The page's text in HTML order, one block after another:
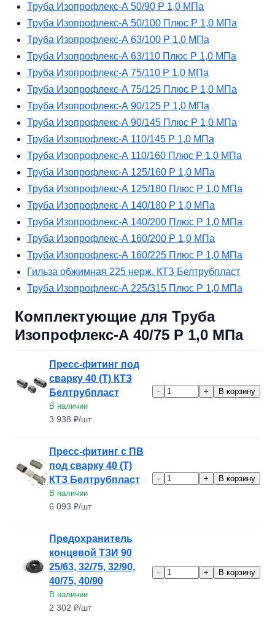
Труба Изопрофлекс-А 50/90 Р 1,0 МПа
Труба Изопрофлекс-А 50/100 Плюс Р 1,0 МПа
Труба Изопрофлекс-А 63/100 Р 1,0 МПа
Труба Изопрофлекс-А 63/110 Плюс Р 1,0 МПа
Труба Изопрофлекс-А 75/110 Р 1,0 МПа
Труба Изопрофлекс-А 75/125 Плюс Р 1,0 МПа
Труба Изопрофлекс-А 90/125 Р 1,0 МПа
Труба Изопрофлекс-А 90/145 Плюс Р 1,0 МПа
Труба Изопрофлекс-А 110/145 Р 1,0 МПа
Труба Изопрофлекс-А 110/160 Плюс Р 1,0 МПа
Труба Изопрофлекс-А 125/160 Р 1,0 МПа
Труба Изопрофлекс-А 125/180 Плюс Р 1,0 МПа
Труба Изопрофлекс-А 140/180 Р 1,0 МПа
Труба Изопрофлекс-А 140/200 Плюс Р 1,0 МПа
Труба Изопрофлекс-А 160/200 Р 1,0 МПа
Труба Изопрофлекс-А 160/225 Плюс Р 1,0 МПа
Гильза обжимная 225 нерж. КТЗ Белтрубпласт
Труба Изопрофлекс-А 225/315 Плюс Р 1,0 МПа
Комплектующие для Труба
Изопрофлекс-А 40/75 Р 1,0 МПа
Пресс-фитинг под
сварку 40 (Т) КТЗ
Белтрубпласт
В наличии
3 938 ₽/шт
- + В корзину
Пресс-фитинг с ПВ
под сварку 40 (Т)
КТЗ Белтрубпласт
В наличии
6 093 ₽/шт
- + В корзину
Предохранитель
концевой ТЗИ 90
25/63, 32/75, 32/90,
40/75, 40/90
В наличии
2 302 ₽/шт
- + В корзину